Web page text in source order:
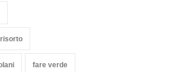
fare verde